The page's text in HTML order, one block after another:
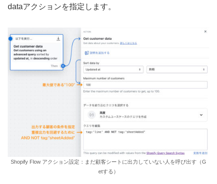
dataアクションを指定します。
Shopify Flow アクション設定：まだ顧客シートに出力していない人を呼び出す（G
etする）